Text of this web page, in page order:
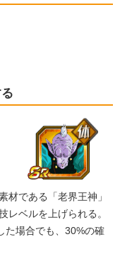
材である「老界王神」
レベルを上げられる。
た場合でも、30%の確